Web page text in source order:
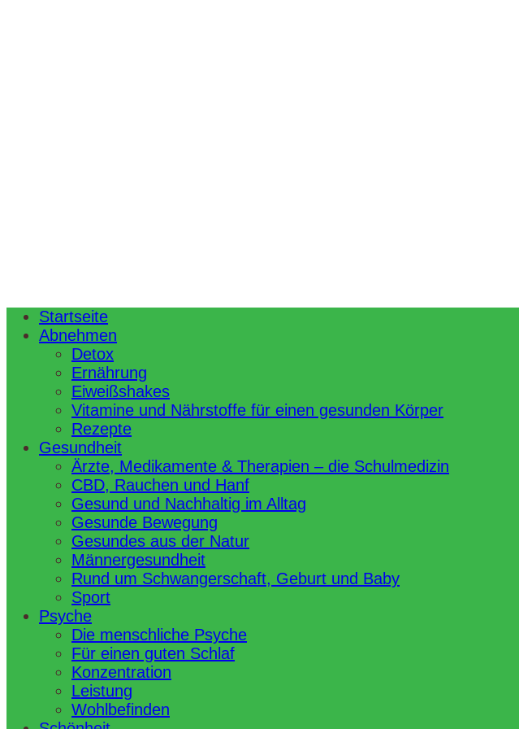
Startseite
Abnehmen
Detox
Ernährung
Eiweißshakes
Vitamine und Nährstoffe für einen gesunden Körper
Rezepte
Gesundheit
Ärzte, Medikamente & Therapien – die Schulmedizin
CBD, Rauchen und Hanf
Gesund und Nachhaltig im Alltag
Gesunde Bewegung
Gesundes aus der Natur
Männergesundheit
Rund um Schwangerschaft, Geburt und Baby
Sport
Psyche
Die menschliche Psyche
Für einen guten Schlaf
Konzentration
Leistung
Wohlbefinden